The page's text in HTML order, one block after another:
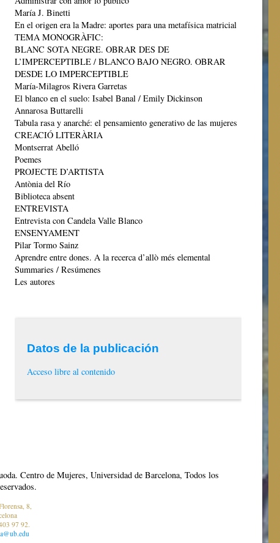
María J. Binetti
En el origen era la Madre: aportes para una metafísica matricial
TEMA MONOGRÀFIC:
BLANC SOTA NEGRE. OBRAR DES DE
L’IMPERCEPTIBLE / BLANCO BAJO NEGRO. OBRAR
DESDE LO IMPERCEPTIBLE
María-Milagros Rivera Garretas
El blanco en el suelo: Isabel Banal / Emily Dickinson
Annarosa Buttarelli
Tabula rasa y anarché: el pensamiento generativo de las mujeres
CREACIÓ LITERÀRIA
Montserrat Abelló
Poemes
PROJECTE D’ARTISTA
Antònia del Río
Biblioteca absent
ENTREVISTA
Entrevista con Candela Valle Blanco
ENSENYAMENT
Pilar Tormo Sainz
Aprendre entre dones. A la recerca d’allò més elemental
Summaries / Resúmenes
Les autores
Datos de la publicación
Acceso libre al contenido
Centro de Mujeres, Universidad de Barcelona, Todos los
8,
97 92.